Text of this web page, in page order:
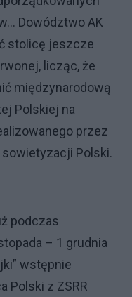
Dowództwo AK
stolicę jeszcze
licząc, że
międzynarodową
Polskiej na
przez
Polski.
podczas
– 1 grudnia
wstępnie
Polski z ZSRR